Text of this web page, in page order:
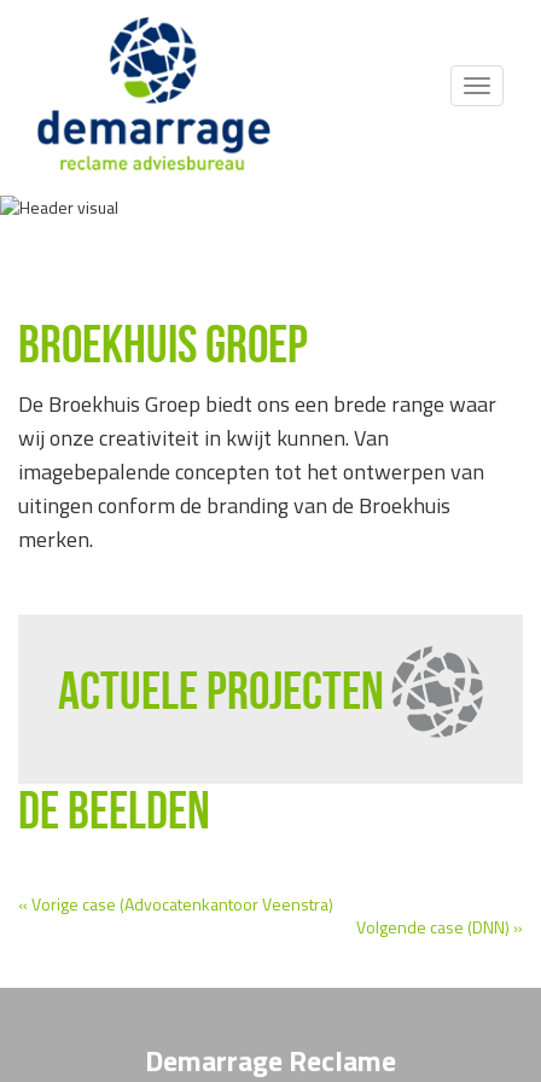
MENU
BROEKHUIS GROEP
De Broekhuis Groep biedt ons een brede range waar
wij onze creativiteit in kwijt kunnen. Van
imagebepalende concepten tot het ontwerpen van
uitingen conform de branding van de Broekhuis
merken.
ACTUELE PROJECTEN
DE BEELDEN
« Vorige case (Advocatenkantoor Veenstra)
Volgende case (DNN) »
Demarrage Reclame